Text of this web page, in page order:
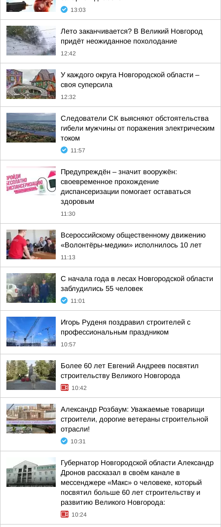
13:03
Лето заканчивается? В Великий Новгород
придёт неожиданное похолодание
12:42
У каждого округа Новгородской области –
своя суперсила
12:32
Следователи СК выясняют обстоятельства
гибели мужчины от поражения электрическим
током
11:57
Предупреждён – значит вооружён:
своевременное прохождение
диспансеризации помогает оставаться
здоровым
11:30
Всероссийскому общественному движению
«Волонтёры-медики» исполнилось 10 лет
11:13
С начала года в лесах Новгородской области
заблудились 55 человек
11:01
Игорь Руденя поздравил строителей с
профессиональным праздником
10:57
Более 60 лет Евгений Андреев посвятил
строительству Великого Новгорода
10:42
Александр Розбаум: Уважаемые товарищи
строители, дорогие ветераны строительной
отрасли!
10:31
Губернатор Новгородской области Александр
Дронов рассказал в своём канале в
мессенджере «Макс» о человеке, который
посвятил больше 60 лет строительству и
развитию Великого Новгорода:
10:24